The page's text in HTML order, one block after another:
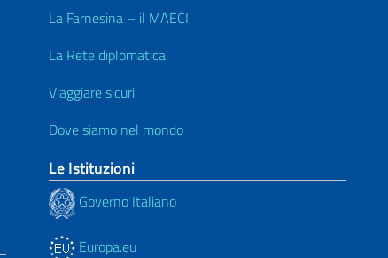
La Farnesina – il MAECI
La Rete diplomatica
Viaggiare sicuri
Dove siamo nel mondo
Le Istituzioni
Governo Italiano
Europa.eu